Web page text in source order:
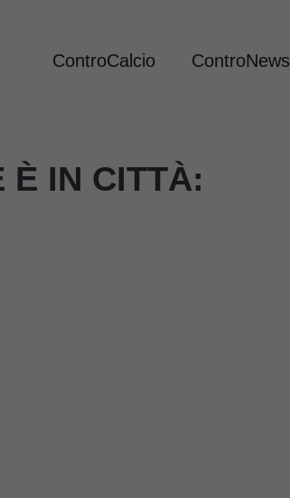
ControCalcio ControNews
È IN CITTÀ: